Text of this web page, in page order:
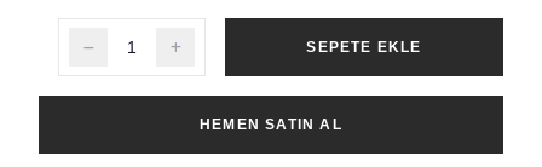
SEPETE EKLE
HEMEN SATIN AL